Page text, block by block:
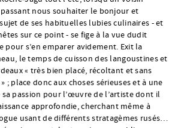
nous souhaiter le bonjour et
de ses habituelles lubies culinaires - et
sur ce point - se fige à la vue dudit
pour s’en emparer avidement. Exit la
le temps de cuisson des langoustines et
« très bien placé, récoltant et sans
; place donc aux choses sérieuses et à une
passion pour l’œuvre de l’artiste dont il
approfondie, cherchant même à
usant de différents stratagèmes rusés…